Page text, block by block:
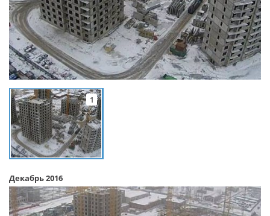
1
Декабрь 2016